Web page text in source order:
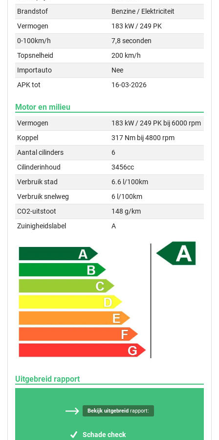
Brandstof
Benzine / Elektriciteit
Vermogen
183 kW / 249 PK
0-100km/h
7,8 seconden
Topsnelheid
200 km/h
Importauto
Nee
APK tot
16-03-2026
Motor en milieu
Vermogen
183 kW / 249 PK bij 6000 rpm
Koppel
317 Nm bij 4800 rpm
Aantal cilinders
6
Cilinderinhoud
3456cc
Verbruik stad
6.6 l/100km
Verbruik snelweg
6 l/100km
CO2-uitstoot
148 g/km
Zuinigheidslabel
A
Uitgebreid rapport
Bekijk uitgebreidrapport:
Schade check